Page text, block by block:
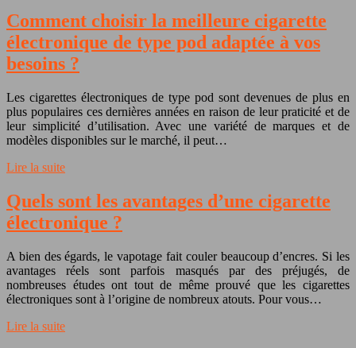
Comment choisir la meilleure cigarette
électronique de type pod adaptée à vos
besoins ?
Les cigarettes électroniques de type pod sont devenues de plus en
plus populaires ces dernières années en raison de leur praticité et de
leur simplicité d’utilisation. Avec une variété de marques et de
modèles disponibles sur le marché, il peut…
Lire la suite
Quels sont les avantages d’une cigarette
électronique ?
A bien des égards, le vapotage fait couler beaucoup d’encres. Si les
avantages réels sont parfois masqués par des préjugés, de
nombreuses études ont tout de même prouvé que les cigarettes
électroniques sont à l’origine de nombreux atouts. Pour vous…
Lire la suite